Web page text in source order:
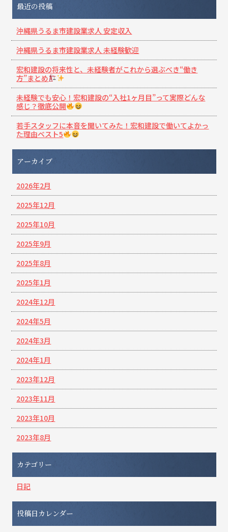
最近の投稿
沖縄県うるま市建設業求人 安定収入
沖縄県うるま市建設業求人 未経験歓迎
宏和建設の将来性と、未経験者がこれから選ぶべき“働き
方”まとめ
未経験でも安心！宏和建設の“入社1ヶ月目”って実際どんな
感じ？徹底公開
若手スタッフに本音を聞いてみた！宏和建設で働いてよかっ
た理由ベスト5
アーカイブ
2026年2月
2025年12月
2025年10月
2025年9月
2025年8月
2025年1月
2024年12月
2024年5月
2024年3月
2024年1月
2023年12月
2023年11月
2023年10月
2023年8月
カテゴリー
日記
投稿日カレンダー